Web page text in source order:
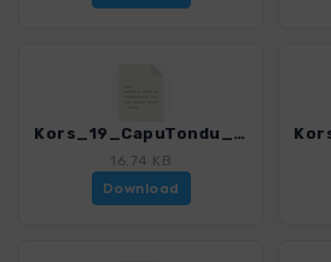
Kors_19_CapuTondu_4280_18.gpx
16.74 KB
Download